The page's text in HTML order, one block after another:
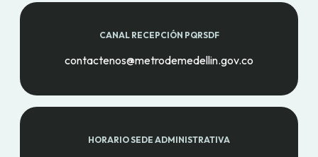
CANAL RECEPCIÓN PQRSDF
contactenos@metrodemedellin.gov.co
HORARIO SEDE ADMINISTRATIVA